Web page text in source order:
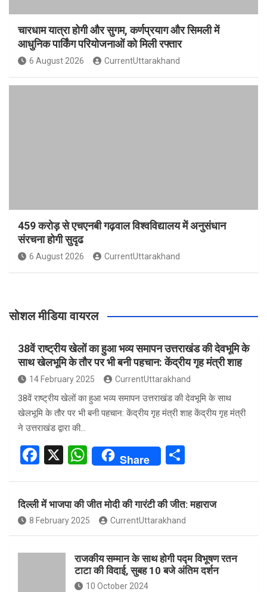
चारधाम यात्रा होगी और सुगम, कर्णप्रयाग और सिमली में
आधुनिक पार्किंग परियोजनाओं को मिली रफ्तार
6 August 2026 CurrentUttarakhand
459 करोड़ से एचएनबी गढ़वाल विश्वविद्यालय में अनुसंधान
संरचना होगी सुदृढ
6 August 2026 CurrentUttarakhand
सोशल मीडिया वायरल
38वें राष्ट्रीय खेलों का हुआ भव्य समापन उत्तराखंड की देवभूमि के
साथ खेलभूमि के तौर पर भी बनी पहचान: केंद्रीय गृह मंत्री शाह
14 February 2025 CurrentUttarakhand
38वें राष्ट्रीय खेलों का हुआ भव्य समापन उत्तराखंड की देवभूमि के साथ
खेलभूमि के तौर पर भी बनी पहचान: केंद्रीय गृह मंत्री शाह केंद्रीय गृह मंत्री
ने उत्तराखंड द्वारा की…
F
ce
b
o
o
X
W
at
s
A
p
p
Share
e
दिल्ली में भाजपा की जीत मोदी की गारंटी की जीत: महाराज
8 February 2025 CurrentUttarakhand
राजकीय सम्मान के साथ होगी पद्म विभूषण रतन
टाटा की विदाई, सुबह 10 बजे अंतिम दर्शन
10 October 2024